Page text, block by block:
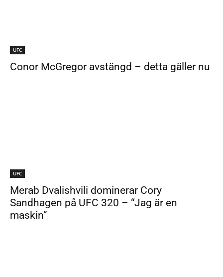
UFC
Conor McGregor avstängd – detta gäller nu
UFC
Merab Dvalishvili dominerar Cory
Sandhagen på UFC 320 – “Jag är en
maskin”